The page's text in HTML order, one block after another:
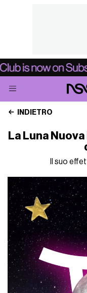
INDIETRO
La Luna
Il suo